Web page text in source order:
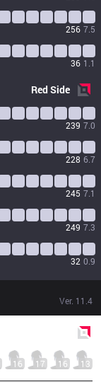
256 7.5
36 1.1
RedSide
239 7.0
228 6.7
245 7.1
249 7.3
32 0.9
Ver. 11.4
16 17 16 13